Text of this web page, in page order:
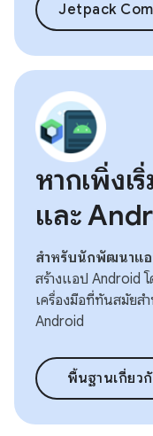
Jetpack
หากเพิ่งเ
และ
สำหรับนักพัฒนาแอ
สร้างแอป Android
เครื่องมือที่ทันสมัยส
Android
พื้นฐานเกี่ยว